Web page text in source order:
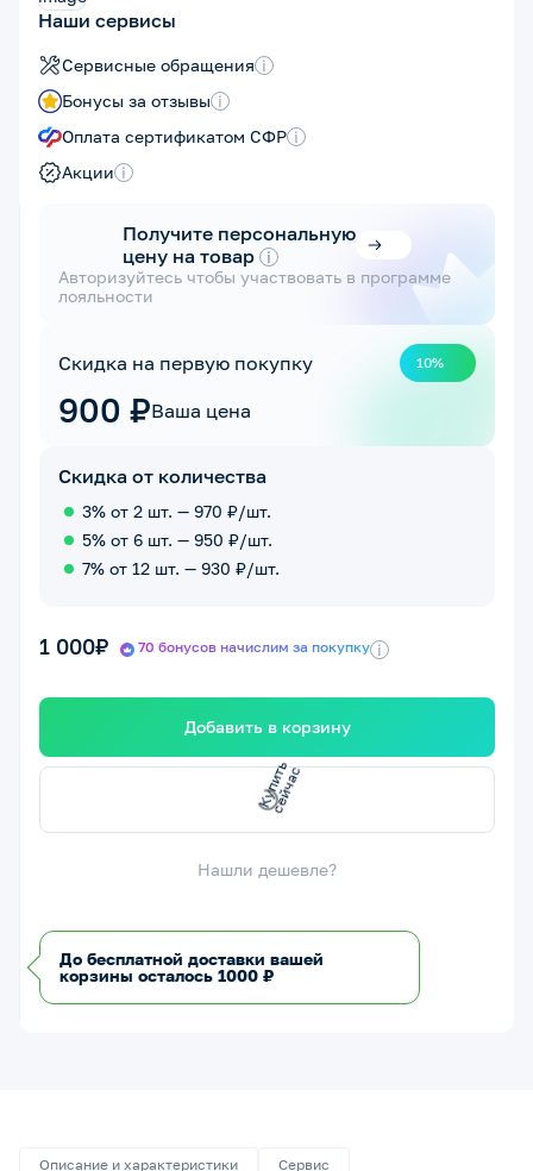
Наши сервисы
Сервисные обращения i
Бонусы за отзывы i
Оплата сертификатом СФР i
Акции i
Получите персональную
цену на товар i
Авторизуйтесь чтобы участвовать в программе
лояльности
Скидка на первую покупку 10%
900 ₽Ваша цена
Скидка от количества
3% от 2 шт. — 970 ₽/шт.
5% от 6 шт. — 950 ₽/шт.
7% от 12 шт. — 930 ₽/шт.
1 000₽ 70 бонусов начислим за покупку i
Добавить в корзину
К
у
п
и
т
ь
с
е
й
ч
а
с
Нашли дешевле?
До бесплатной доставки вашей
корзины осталось 1000 ₽
Описание и характеристики Сервис